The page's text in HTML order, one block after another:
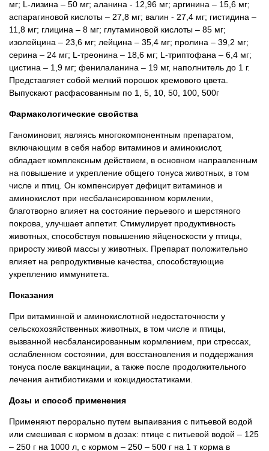
мг; L-лизина – 50 мг; аланина - 12,96 мг; аргинина – 15,6 мг;
аспарагиновой кислоты – 27,8 мг; валин - 27,4 мг; гистидина –
11,8 мг; глицина – 8 мг; глутаминовой кислоты – 85 мг;
изолейцина – 23,6 мг; лейцина – 35,4 мг; пролина – 39,2 мг;
серина – 24 мг; L-треонина – 18,6 мг; L-триптофана – 6,4 мг;
цистина – 1,9 мг; фенилаланина – 19 мг, наполнитель до 1 г.
Представляет собой мелкий порошок кремового цвета.
Выпускают расфасованным по 1, 5, 10, 50, 100, 500г
Фармакологические свойства
Ганоминовит, являясь многокомпонентным препаратом,
включающим в себя набор витаминов и аминокислот,
обладает комплексным действием, в основном направленным
на повышение и укрепление общего тонуса животных, в том
числе и птиц. Он компенсирует дефицит витаминов и
аминокислот при несбалансированном кормлении,
благотворно влияет на состояние перьевого и шерстяного
покрова, улучшает аппетит. Стимулирует продуктивность
животных, способствуя повышению яйценоскости у птицы,
приросту живой массы у животных. Препарат положительно
влияет на репродуктивные качества, способствующие
укреплению иммунитета.
Показания
При витаминной и аминокислотной недостаточности у
сельскохозяйственных животных, в том числе и птицы,
вызванной несбалансированным кормлением, при стрессах,
ослабленном состоянии, для восстановления и поддержания
тонуса после вакцинации, а также после продолжительного
лечения антибиотиками и кокцидиостатиками.
Дозы и способ применения
Применяют перорально путем выпаивания с питьевой водой
или смешивая с кормом в дозах: птице с питьевой водой – 125
– 250 г на 1000 л, с кормом – 250 – 500 г на 1 т корма в